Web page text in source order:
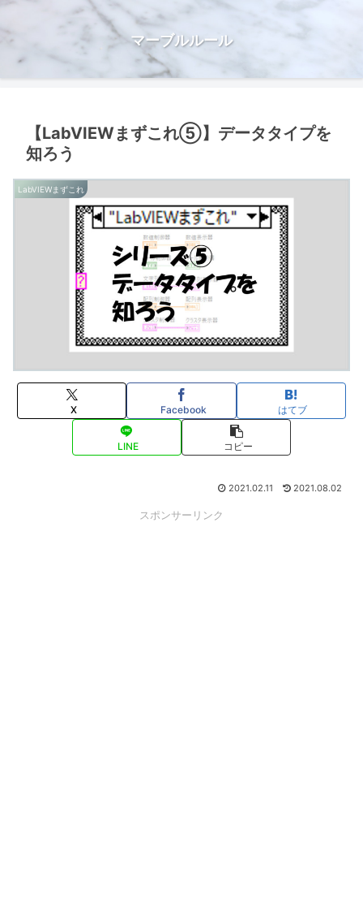
マーブルルール
【LabVIEWまずこれ⑤】データタイプを
知ろう
LabVIEWまずこれ
X Facebook はてブ
LINE コピー
2021.02.11 2021.08.02
スポンサーリンク